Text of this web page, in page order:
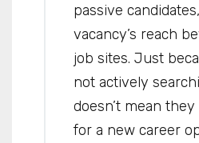
passive
vacancy’s reach
job sites. Just
not actively
doesn’t mean
for a new career